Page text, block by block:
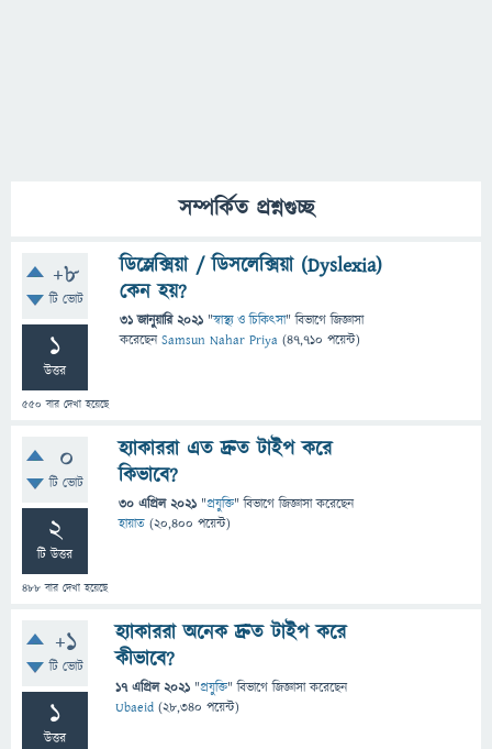
সম্পর্কিত প্রশ্নগুচ্ছ
+8
টি ভোট
1
উত্তর
550 বার দেখা হয়েছে
ডিস্লেক্সিয়া / ডিসলেক্সিয়া (Dyslexia)
কেন হয়?
31 জানুয়ারি 2021 "স্বাস্থ্য ও চিকিৎসা" বিভাগে জিজ্ঞাসা
করেছেনSamsun Nahar Priya (47,710 পয়েন্ট)
0
টি ভোট
2
টি উত্তর
488 বার দেখা হয়েছে
হ্যাকাররা এত দ্রুত টাইপ করে
কিভাবে?
30 এপ্রিল 2021 "প্রযুক্তি" বিভাগে জিজ্ঞাসাকরেছেন
হায়াত (20,400 পয়েন্ট)
+1
টি ভোট
1
উত্তর
হ্যাকাররা অনেক দ্রুত টাইপ করে
কীভাবে?
17 এপ্রিল 2021 "প্রযুক্তি" বিভাগে জিজ্ঞাসাকরেছেন
Ubaeid (28,340 পয়েন্ট)